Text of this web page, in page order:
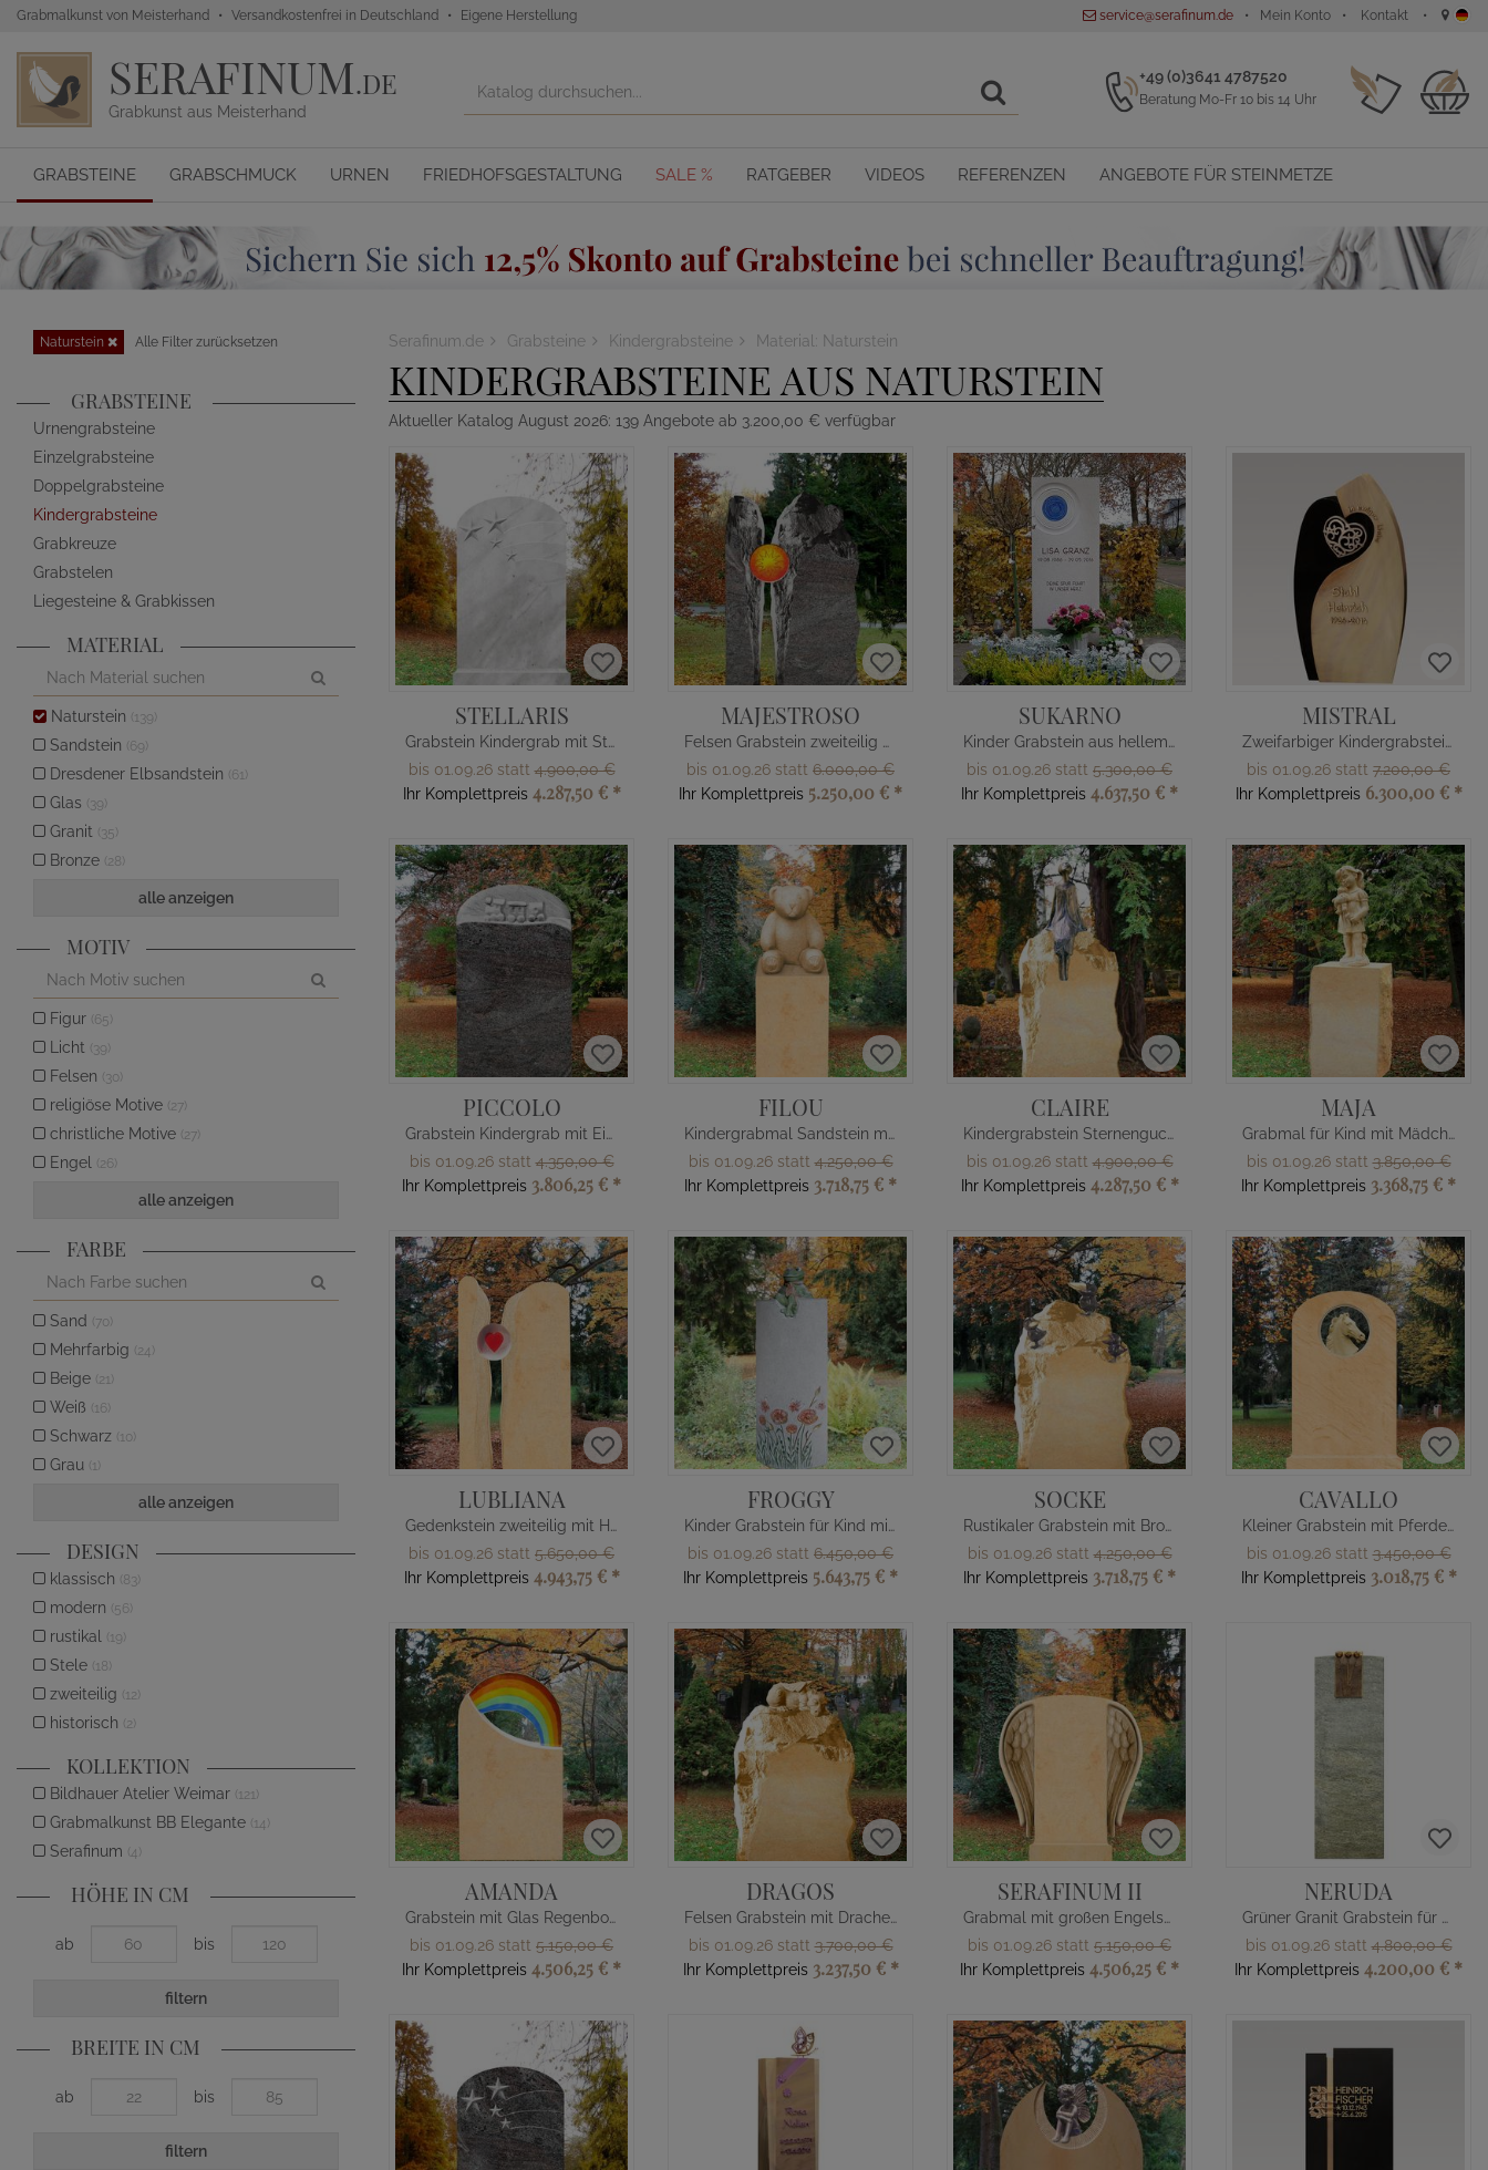
Grabmalkunst von Meisterhand Versandkostenfrei in Deutschland Eigene Herstellung service@serafinum.de Mein Konto Kontakt
SERAFINUM.DE
Grabkunst aus Meisterhand
+49 (0)3641 4787520
Beratung Mo-Fr 10 bis 14 Uhr
GRABSTEINE GRABSCHMUCK URNEN FRIEDHOFSGESTALTUNG SALE % RATGEBER VIDEOS REFERENZEN ANGEBOTE FÜR STEINMETZE
Serafinum.de Grabsteine Kindergrabsteine Material: Naturstein
KINDERGRABSTEINE AUS NATURSTEIN
Aktueller Katalog August 2026: 139 Angebote ab 3.200,00 € verfügbar
STELLARIS
Grabstein Kindergrab mit Sternen
bis 01.09.26 statt4.900,00 €
Ihr Komplettpreis 4.287,50 € *
MAJESTROSO
Felsen Grabstein zweiteilig Glas Sonne
bis 01.09.26 statt 6.000,00 €
Ihr Komplettpreis 5.250,00 € *
SUKARNO
Kinder Grabstein aus hellem Kalkstein mit Glas Einsatz
bis 01.09.26 statt 5.300,00 €
Ihr Komplettpreis 4.637,50 € *
MISTRAL
Zweifarbiger Kindergrabstein mit Herz aus Granit & Quarzit
bis 01.09.26 statt 7.200,00 €
Ihr Komplettpreis 6.300,00 € *
PICCOLO
Grabstein Kindergrab mit Eisenbahn
bis 01.09.26 statt4.350,00 €
Ihr Komplettpreis 3.806,25 € *
FILOU
Kindergrabmal Sandstein mit Teddy Bär
bis 01.09.26 statt4.250,00 €
Ihr Komplettpreis 3.718,75 € *
CLAIRE
Kindergrabstein Sternengucker Figur
bis 01.09.26 statt4.900,00 €
Ihr Komplettpreis 4.287,50 € *
MAJA
Grabmal für Kind mit Mädchen Figur
bis 01.09.26 statt3.850,00 €
Ihr Komplettpreis 3.368,75 € *
LUBLIANA
Gedenkstein zweiteilig mit Herz
bis 01.09.26 statt 5.650,00 €
Ihr Komplettpreis 4.943,75 € *
FROGGY
Kinder Grabstein für Kind mit Frosch Figur
bis 01.09.26 statt 6.450,00 €
Ihr Komplettpreis 5.643,75 € *
SOCKE
Rustikaler Grabstein mit Bronze Raben
bis 01.09.26 statt4.250,00 €
Ihr Komplettpreis 3.718,75 € *
CAVALLO
Kleiner Grabstein mit Pferdekopf
bis 01.09.26 statt3.450,00 €
Ihr Komplettpreis 3.018,75 € *
AMANDA
Grabstein mit Glas Regenbogen
bis 01.09.26 statt 5.150,00 €
Ihr Komplettpreis 4.506,25 € *
DRAGOS
Felsen Grabstein mit Drachen Figur
bis 01.09.26 statt3.700,00 €
Ihr Komplettpreis 3.237,50 € *
SERAFINUM II
Grabmal mit großen Engelsflügeln
bis 01.09.26 statt 5.150,00 €
Ihr Komplettpreis 4.506,25 € *
NERUDA
Grüner Granit Grabstein für Kindergrab mit Bronze Design
bis 01.09.26 statt4.800,00 €
Ihr Komplettpreis 4.200,00 € *
Naturstein Alle Filter zurücksetzen
GRABSTEINE
Urnengrabsteine
Einzelgrabsteine
Doppelgrabsteine
Kindergrabsteine
Grabkreuze
Grabstelen
Liegesteine & Grabkissen
MATERIAL
Naturstein (139)
Sandstein (69)
Dresdener Elbsandstein (61)
Glas (39)
Granit (35)
Bronze (28)
alle anzeigen
MOTIV
Figur (65)
Licht (39)
Felsen (30)
religiöse Motive (27)
christliche Motive (27)
Engel (26)
alle anzeigen
FARBE
Sand (70)
Mehrfarbig (24)
Beige (21)
Weiß (16)
Schwarz (10)
Grau (1)
alle anzeigen
DESIGN
klassisch (83)
modern (56)
rustikal (19)
Stele (18)
zweiteilig (12)
historisch (2)
KOLLEKTION
Bildhauer Atelier Weimar (121)
Grabmalkunst BB Elegante (14)
Serafinum (4)
HÖHE IN CM
ab bis
filtern
BREITE IN CM
ab bis
filtern